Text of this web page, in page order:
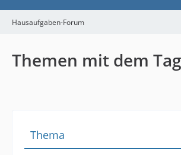
Hausaufgaben-Forum
Themen mit dem
Thema